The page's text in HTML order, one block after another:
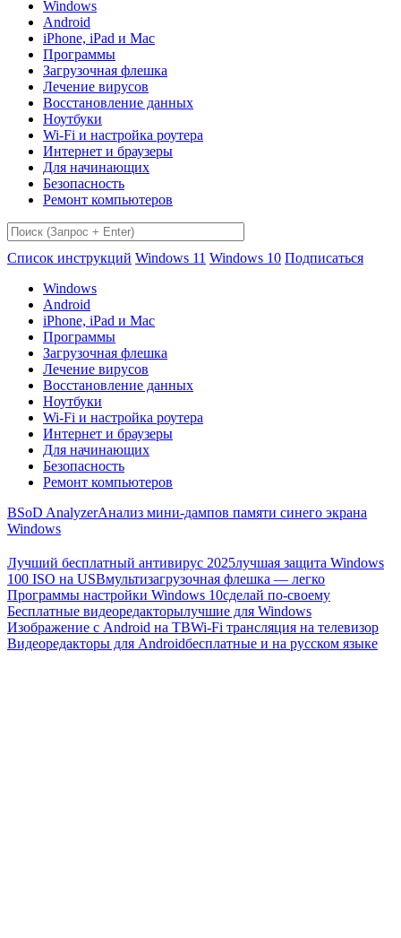
Windows
Android
iPhone, iPad и Mac
Программы
Загрузочная флешка
Лечение вирусов
Восстановление данных
Ноутбуки
Wi-Fi и настройка роутера
Интернет и браузеры
Для начинающих
Безопасность
Ремонт компьютеров
Список инструкций Windows 11 Windows 10 Подписаться
Windows
Android
iPhone, iPad и Mac
Программы
Загрузочная флешка
Лечение вирусов
Восстановление данных
Ноутбуки
Wi-Fi и настройка роутера
Интернет и браузеры
Для начинающих
Безопасность
Ремонт компьютеров
BSoD AnalyzerАнализ мини-дампов памяти синего экрана
Windows
Лучший бесплатный антивирус 2025лучшая защита Windows
100 ISO на USBмультизагрузочная флешка — легко
Программы настройки Windows 10сделай по-своему
Бесплатные видеоредакторылучшие для Windows
Изображение с Android на ТВWi-Fi трансляция на телевизор
Видеоредакторы для Androidбесплатные и на русском языке